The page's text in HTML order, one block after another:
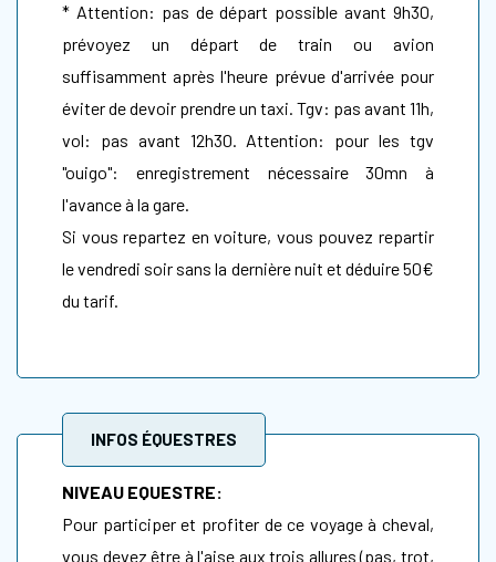
* Attention: pas de départ possible avant 9h30,
prévoyez un départ de train ou avion
suffisamment après l'heure prévue d'arrivée pour
éviter de devoir prendre un taxi. Tgv: pas avant 11h,
vol: pas avant 12h30. Attention: pour les tgv
"ouigo": enregistrement nécessaire 30mn à
l'avance à la gare.
Si vous repartez en voiture, vous pouvez repartir
le vendredi soir sans la dernière nuit et déduire 50€
du tarif.
INFOS ÉQUESTRES
NIVEAU EQUESTRE:
Pour participer et profiter de ce voyage à cheval,
vous devez être à l'aise aux trois allures (pas, trot,